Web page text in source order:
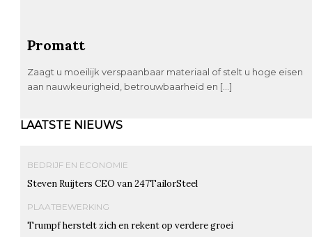
Promatt
Zaagt u moeilijk verspaanbaar materiaal of stelt u hoge eisen
aan nauwkeurigheid, betrouwbaarheid en […]
LAATSTE NIEUWS
BEDRIJF EN ECONOMIE
Steven Ruijters CEO van 247TailorSteel
PLAATBEWERKING
Trumpf herstelt zich en rekent op verdere groei